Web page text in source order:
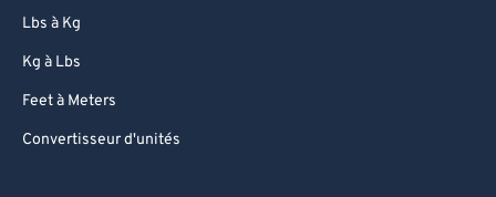
Lbs à Kg
Kg à Lbs
Feet à Meters
Convertisseur d'unités